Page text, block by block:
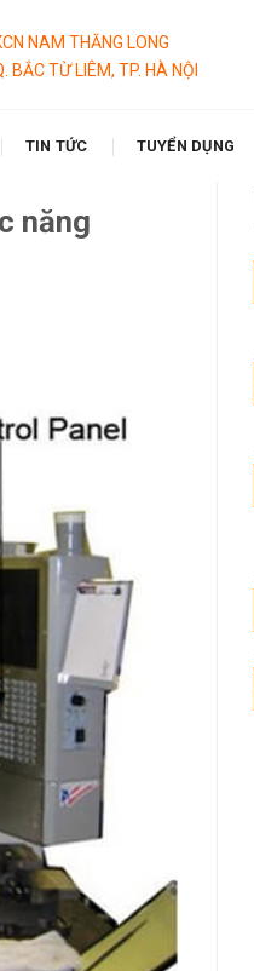
NAM THĂNG LONG
BẮC TỪ LIÊM, TP. HÀ NỘI
TIN TỨC TUYỂN DỤNG
năng